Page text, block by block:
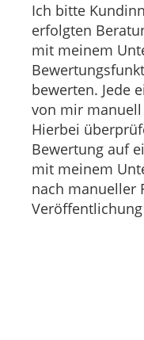
Ich bitte
erfolgten
mit meinem
bewerten. Jede
von mir
Hierbei
Bewertung auf
mit meinem
nach manueller